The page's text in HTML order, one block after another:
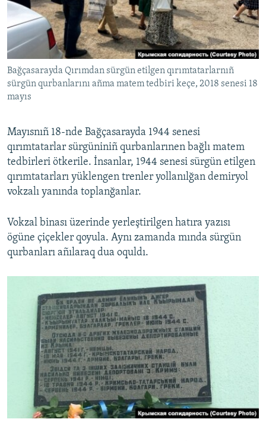
Русский
Українською
QOŞULIÑIZ!
RFE/RS bütün saytları
Bağçasarayda Qırımdan sürgün etilgen qırımtatarlarnıñ
sürgün qurbanlarını añma matem tedbiri keçe, 2018 senesi 18
mayıs
Mayısnıñ 18-nde Bağçasarayda 1944 senesi
qırımtatarlar sürgüniniñ qurbanlarınen bağlı matem
tedbirleri ötkerile. İnsanlar, 1944 senesi sürgün etilgen
qırımtatarları yüklengen trenler yollanılğan demiryol
vokzalı yanında toplanğanlar.
Vokzal binası üzerinde yerleştirilgen hatıra yazısı
ögüne çiçekler qoyula. Aynı zamanda mında sürgün
qurbanları añılaraq dua oquldı.